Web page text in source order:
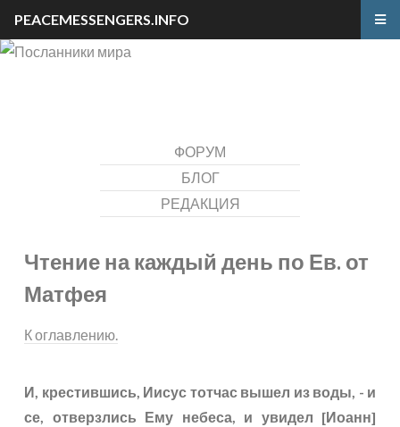
ФОРУМ
БЛОГ
РЕДАКЦИЯ
Чтение на каждый день по Ев. от
Матфея
К оглавлению.
И, крестившись, Иисус тотчас вышел из воды, - и
се, отверзлись Ему небеса, и увидел [Иоанн]
PEACEMESSENGERS.INFO